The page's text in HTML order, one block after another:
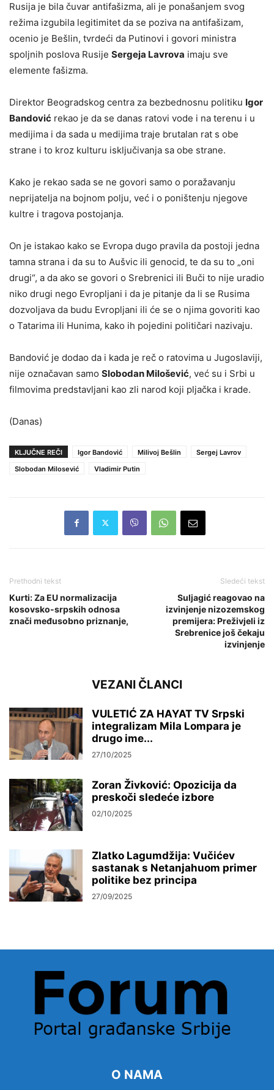
Rusija je bila čuvar antifašizma, ali je ponašanjem svog
režima izgubila legitimitet da se poziva na antifašizam,
ocenio je Bešlin, tvrdeći da Putinovi i govori ministra
spoljnih poslova Rusije Sergeja Lavrova imaju sve
elemente fašizma.
Direktor Beogradskog centra za bezbednosnu politiku Igor
Bandović rekao je da se danas ratovi vode i na terenu i u
medijima i da sada u medijima traje brutalan rat s obe
strane i to kroz kulturu isključivanja sa obe strane.
Kako je rekao sada se ne govori samo o poražavanju
neprijatelja na bojnom polju, već i o poništenju njegove
kultre i tragova postojanja.
On je istakao kako se Evropa dugo pravila da postoji jedna
tamna strana i da su to Aušvic ili genocid, te da su to „oni
drugi“, a da ako se govori o Srebrenici ili Buči to nije uradio
niko drugi nego Evropljani i da je pitanje da li se Rusima
dozvoljava da budu Evropljani ili će se o njima govoriti kao
o Tatarima ili Hunima, kako ih pojedini političari nazivaju.
Bandović je dodao da i kada je reč o ratovima u Jugoslaviji,
nije označavan samo Slobodan Milošević, već su i Srbi u
filmovima predstavljani kao zli narod koji pljačka i krade.
(Danas)
KLJUČNE REČI Igor Bandović Milivoj Bešlin
Sergej Lavrov
Slobodan Milosević
Vladimir Putin
Prethodni tekst
Kurti: Za EU normalizacija
kosovsko-srpskih odnosa
znači međusobno priznanje,
Sledeći tekst
Suljagić reagovao na
izvinjenje nizozemskog
premijera: Preživjeli iz
Srebrenice još čekaju
izvinjenje
VEZANI ČLANCI
VULETIĆ ZA HAYAT TV Srpski
integralizam Mila Lompara je
drugo ime...
27/10/2025
Zoran Živković: Opozicija da
preskoči sledeće izbore
02/10/2025
Zlatko Lagumdžija: Vučićev
sastanak s Netanjahuom primer
politike bez principa
27/09/2025
O NAMA